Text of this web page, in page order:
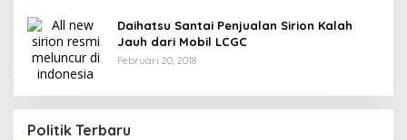
Daihatsu Santai Penjualan Sirion Kalah
Jauh dari Mobil LCGC
Februari 20, 2018
Politik Terbaru